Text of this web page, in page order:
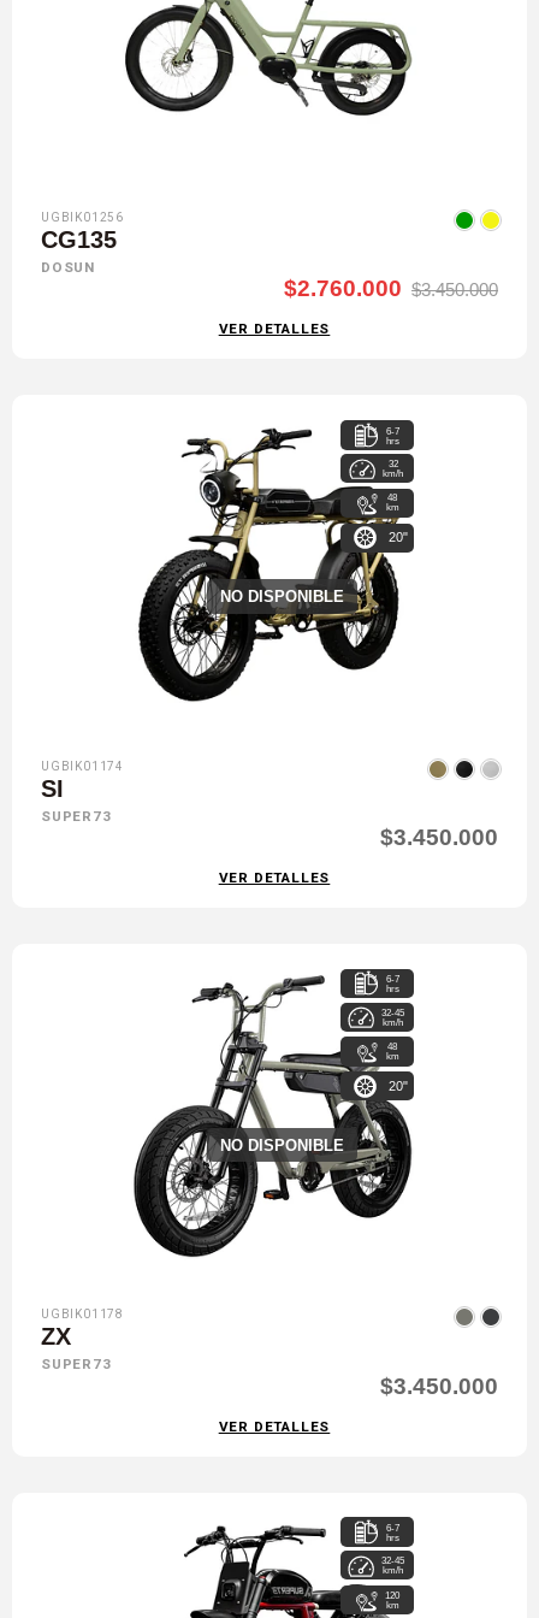
UGBIK01256
CG135
DOSUN
$2.760.000 $3.450.000
VER DETALLES
NO DISPONIBLE
6-7
hrs
32
km/h
48
km
20"
UGBIK01174
SI
SUPER73
$3.450.000
VER DETALLES
NO DISPONIBLE
6-7
hrs
32-45
km/h
48
km
20"
UGBIK01178
ZX
SUPER73
$3.450.000
VER DETALLES
6-7
hrs
32-45
km/h
120
km